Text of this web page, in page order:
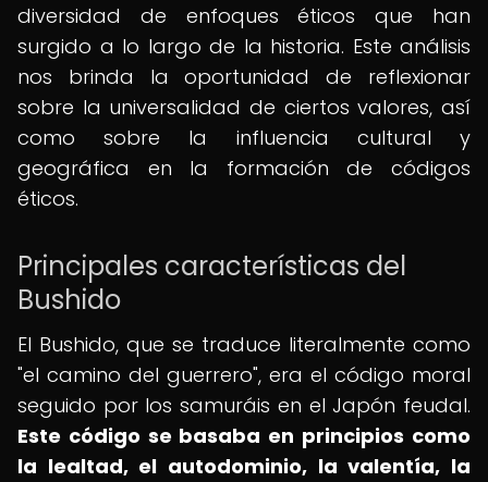
diversidad de enfoques éticos que han
surgido a lo largo de la historia. Este análisis
nos brinda la oportunidad de reflexionar
sobre la universalidad de ciertos valores, así
como sobre la influencia cultural y
geográfica en la formación de códigos
éticos.
Principales características del
Bushido
El Bushido, que se traduce literalmente como
"el camino del guerrero", era el código moral
seguido por los samuráis en el Japón feudal.
Este código se basaba en principios como
la lealtad, el autodominio, la valentía, la